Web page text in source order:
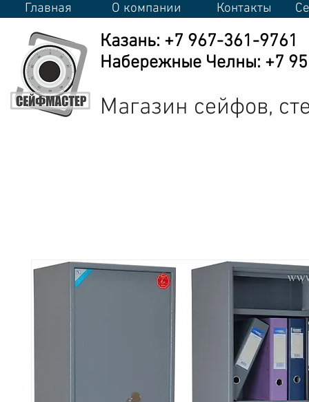
О компании Контакты
Главная
Казань: +7 967-361-9761
Набережные Челны: +7
Магазин сейфов,